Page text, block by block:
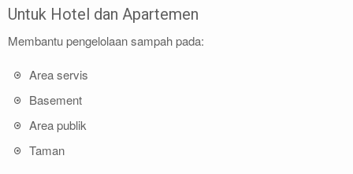
Untuk Hotel dan Apartemen
Membantu pengelolaan sampah pada:
Area servis
Basement
Area publik
Taman